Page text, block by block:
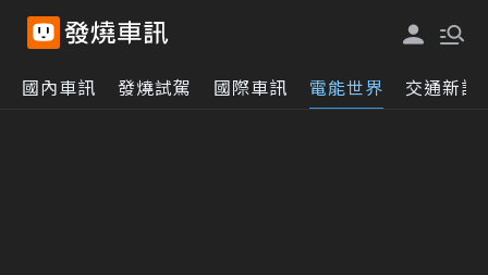
國內車訊 發燒試駕 國際車訊 電能世界 交通新訊